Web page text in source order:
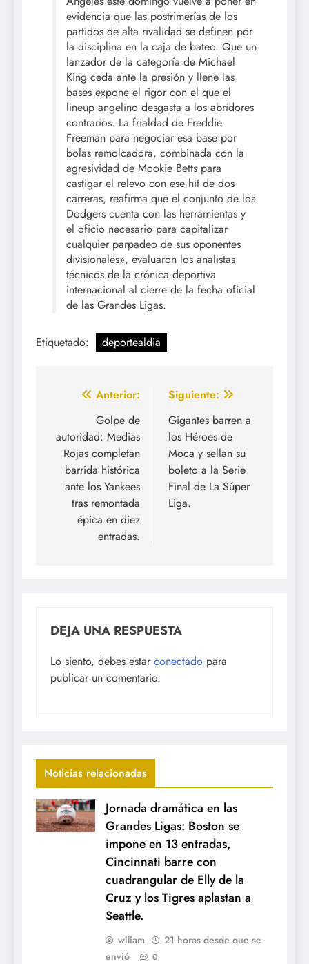
evidencia que las postrimerías de los
partidos de alta rivalidad se definen por
la disciplina en la caja de bateo. Que un
lanzador de la categoría de Michael
King ceda ante la presión y llene las
bases expone el rigor con el que el
lineup angelino desgasta a los abridores
contrarios. La frialdad de Freddie
Freeman para negociar esa base por
bolas remolcadora, combinada con la
agresividad de Mookie Betts para
castigar el relevo con ese hit de dos
carreras, reafirma que el conjunto de los
Dodgers cuenta con las herramientas y
el oficio necesario para capitalizar
cualquier parpadeo de sus oponentes
divisionales», evaluaron los analistas
técnicos de la crónica deportiva
internacional al cierre de la fecha oficial
de las Grandes Ligas.
Etiquetado: deportealdia
Navegación
entradas
Anterior:
Golpe de
autoridad: Medias
Rojas completan
barrida histórica
ante los Yankees
tras remontada
épica en diez
entradas.
Siguiente:
Gigantes barren a
los Héroes de
Moca y sellan su
boleto a la Serie
Final de La Súper
Liga.
DEJA UNA RESPUESTA
Lo siento, debes estar conectado para
publicar un comentario.
Noticias relacionadas
Jornada dramática en las
Grandes Ligas: Boston se
impone en 13 entradas,
Cincinnati barre con
cuadrangular de Elly de la
Cruz y los Tigres aplastan a
Seattle.
wiliam
21 horas desde que se
envió
0